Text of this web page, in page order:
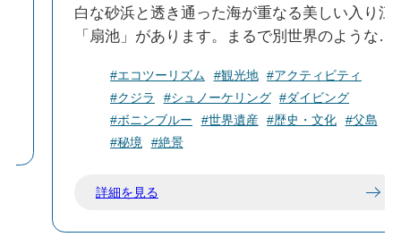
白な砂浜と透き通った海が重なる美しい入り江
「扇池」があります。まるで別世界のような絶
知られています。
波の浸食による石灰岩の天然トンネルや、およ
そ1000年前に絶滅した「ヒロベソカタマイマ
イ」の半化石などを見ることができます。
#エコツーリズム #観光地 #アクティビティ
#クジラ
#シュノーケリング #ダイビング
#ボニンブルー
#世界遺産 #歴史・文化
#父島
#秘境
#絶景
詳細を見る